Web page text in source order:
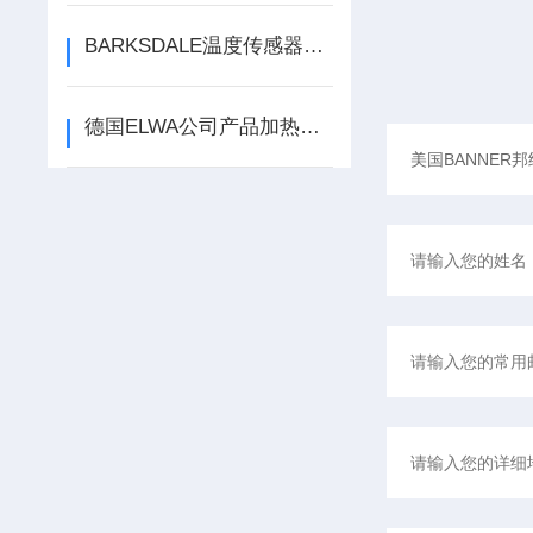
BARKSDALE温度传感器的正确安装方法是什么
德国ELWA公司产品加热器介绍